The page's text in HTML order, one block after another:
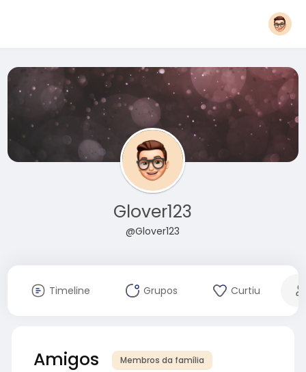
Glover123
@Glover123
Timeline Grupos Curtiu
Amigos Membros da família